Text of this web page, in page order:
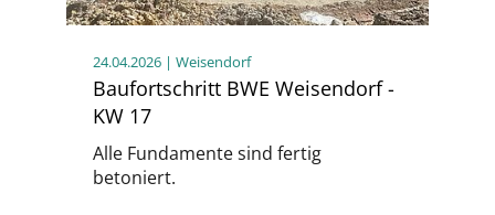
24.04.2026 | Weisendorf
Baufortschritt BWE Weisendorf -
KW 17
Alle Fundamente sind fertig
betoniert.